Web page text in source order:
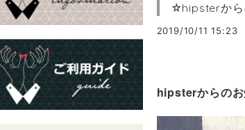
☆hipsterか
2019/10/11 15:23
hipsterからのお